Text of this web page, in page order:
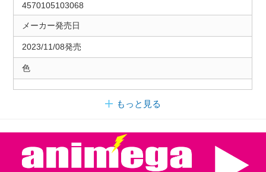
4570105103068
メーカー発売日
2023/11/08発売
色
もっと見る